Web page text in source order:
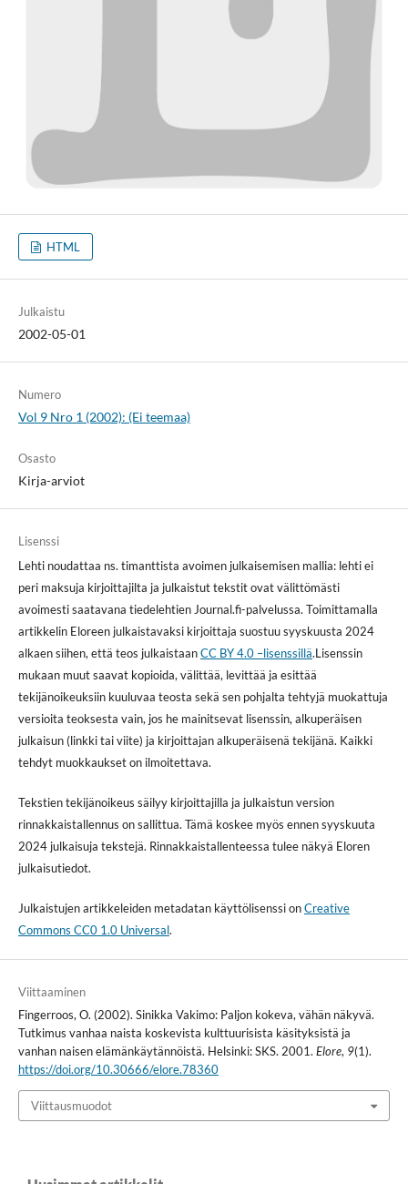
HTML
Julkaistu
2002-05-01
Numero
Vol 9 Nro 1 (2002): (Ei teemaa)
Osasto
Kirja-arviot
Lisenssi
Lehti noudattaa ns. timanttista avoimen julkaisemisen mallia: lehti ei
peri maksuja kirjoittajilta ja julkaistut tekstit ovat välittömästi
avoimesti saatavana tiedelehtien Journal.fi-palvelussa. Toimittamalla
artikkelin Eloreen julkaistavaksi kirjoittaja suostuu syyskuusta 2024
alkaen siihen, että teos julkaistaanCC BY 4.0 –lisenssillä.Lisenssin
mukaan muut saavat kopioida, välittää, levittää ja esittää
tekijänoikeuksiin kuuluvaa teosta sekä sen pohjalta tehtyjä muokattuja
versioita teoksesta vain, jos he mainitsevat lisenssin, alkuperäisen
julkaisun (linkki tai viite) ja kirjoittajan alkuperäisenä tekijänä. Kaikki
tehdyt muokkaukset on ilmoitettava.
Tekstien tekijänoikeus säilyy kirjoittajilla ja julkaistun version
rinnakkaistallennus on sallittua. Tämä koskee myös ennen syyskuuta
2024 julkaisuja tekstejä. Rinnakkaistallenteessa tulee näkyä Eloren
julkaisutiedot.
Julkaistujen artikkeleiden metadatan käyttölisenssi onCreative
Commons CC0 1.0 Universal.
Viittaaminen
Fingerroos, O. (2002). Sinikka Vakimo: Paljon kokeva, vähän näkyvä.
Tutkimus vanhaa naista koskevista kulttuurisista käsityksistä ja
vanhan naisen elämänkäytännöistä. Helsinki: SKS. 2001. Elore, 9(1).
https://doi.org/10.30666/elore.78360
Viittausmuodot